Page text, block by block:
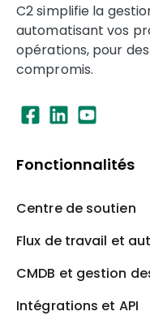
C2 simplifie la
automatisant vos
opérations, pour
compromis.
Fonctionnalités
Centre de soutien
Flux de travail et
CMDB et gestion
Intégrations et API